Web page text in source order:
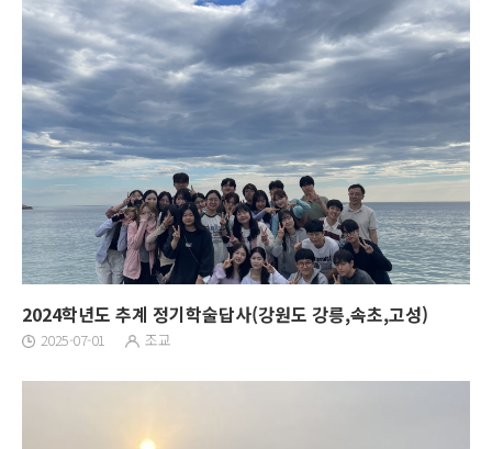
2024학년도 추계 정기학술답사(강원도 강릉,속초,고성)
2025-07-01 조교